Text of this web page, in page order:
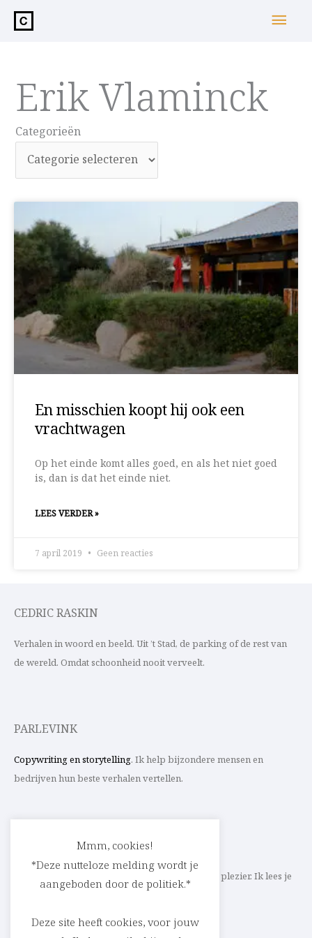
inhoud
Erik Vlaminck
Categorieën
Categorieën
En misschien koopt hij ook een
vrachtwagen
Op het einde komt alles goed, en als het niet goed
is, dan is dat het einde niet.
LEES VERDER »
7 april 2019 Geen reacties
CEDRIC RASKIN
Verhalen in woord en beeld. Uit ’t Stad, de parking of de rest van
de wereld. Omdat schoonheid nooit verveelt.
PARLEVINK
Copywriting en storytelling. Ik help bijzondere mensen en
bedrijven hun beste verhalen vertellen.
Schrijf ik straks mee aan jouw verhaal? Met veel plezier. Ik lees je
heel graag op
cedric@parlevink.be
Mmm, cookies!
*Deze nutteloze melding wordt je
aangeboden door de politiek.*
Deze site heeft cookies, voor jouw